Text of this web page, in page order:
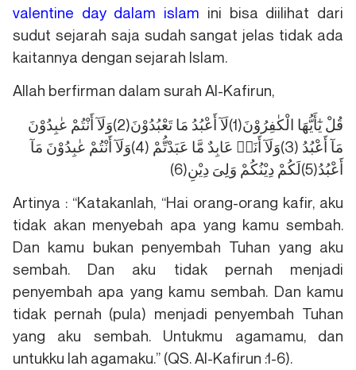
valentine day dalam islam ini bisa diilihat dari
sudut sejarah saja sudah sangat jelas tidak ada
kaitannya dengan sejarah Islam.
Allah berfirman dalam surah Al-Kafirun,
قُلْ يٰٓأَيُّهَا الْكٰفِرُوْنَ(1)لَآ أَعْبُدُ مَا تَعْبُدُوْنَ(2)وَلَآ أَنْتُمْ عٰبِدُوْنَ
مَآ أَعْبُدُ (3)وَلَآ أَنَا۠ عَابِدٌ مَّا عَبَدْتُّمْ (4)وَلَآ أَنْتُمْ عٰبِدُوْنَ مَآ
أَعْبُدُ(5)لَكُمْ دِيْنُكُمْ وَلِىَ دِيْنِ(6)
Artinya : “Katakanlah, “Hai orang-orang kafir, aku
tidak akan menyebah apa yang kamu sembah.
Dan kamu bukan penyembah Tuhan yang aku
sembah. Dan aku tidak pernah menjadi
penyembah apa yang kamu sembah. Dan kamu
tidak pernah (pula) menjadi penyembah Tuhan
yang aku sembah. Untukmu agamamu, dan
untukku lah agamaku.” (QS. Al-Kafirun :1-6).